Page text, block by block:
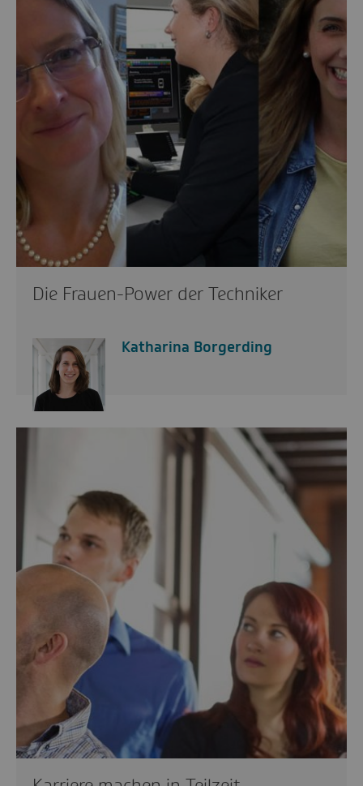
Die Frauen-Power der Techniker
Katharina Borgerding